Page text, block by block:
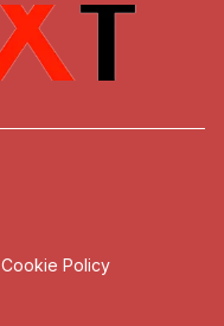
Cookie Policy